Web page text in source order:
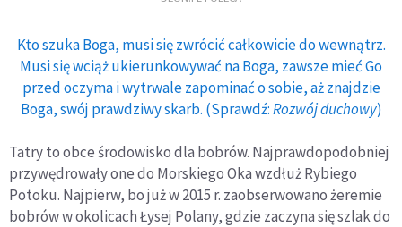
Kto szuka Boga, musi się zwrócić całkowicie do wewnątrz.
Musi się wciąż ukierunkowywać na Boga, zawsze mieć Go
przed oczyma i wytrwale zapominać o sobie, aż znajdzie
Boga, swój prawdziwy skarb. (Sprawdź:Rozwój duchowy)
Tatry to obce środowisko dla bobrów. Najprawdopodobniej
przywędrowały one do Morskiego Oka wzdłuż Rybiego
Potoku. Najpierw, bo już w 2015 r. zaobserwowano żeremie
bobrów w okolicach Łysej Polany, gdzie zaczyna się szlak do